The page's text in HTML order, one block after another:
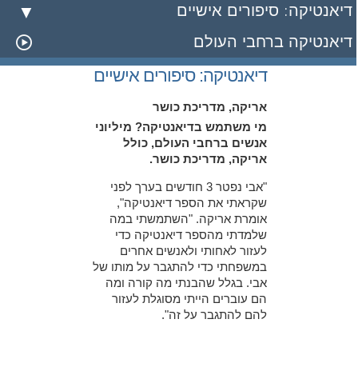
דיאנטיקה: סיפורים אישיים
דיאנטיקה ברחבי העולם
דיאנטיקה: סיפורים אישיים
אריקה, מדריכת כושר
מי משתמש בדיאנטיקה? מיליוני
אנשים ברחבי העולם, כולל
אריקה, מדריכת כושר.
"אבי נפטר 3 חודשים בערך לפני
שקראתי את הספר דיאנטיקה",
אומרת אריקה. "השתמשתי במה
שלמדתי מהספר דיאנטיקה כדי
לעזור לאחותי ולאנשים אחרים
במשפחתי כדי להתגבר על מותו של
אבי. בגלל שהבנתי מה קורה ומה
הם עוברים הייתי מסוגלת לעזור
להם להתגבר על זה".